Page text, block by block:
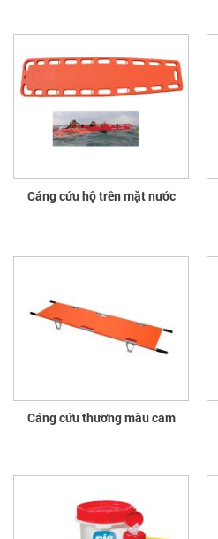
Cáng cứu hộ trên mặt nước
Cáng cứu thương màu cam